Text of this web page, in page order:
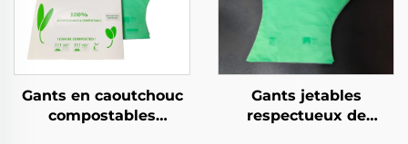
Gants en caoutchouc
compostables
Gants jetables
respectueux de